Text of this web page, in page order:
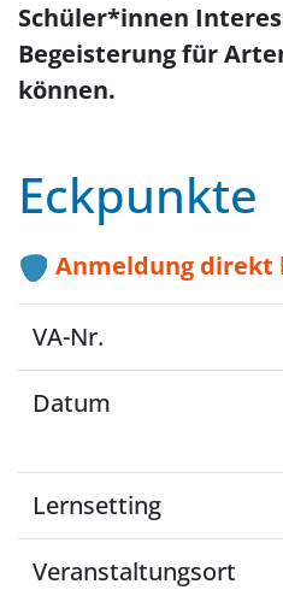
Schüler*innen
Begeisterung für
können.
Eckpunkte
Anmeldung
VA-Nr.
Datum
Lernsetting
Veranstaltungsort